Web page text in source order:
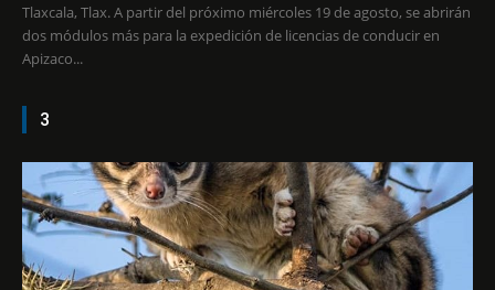
Tlaxcala, Tlax. A partir del próximo miércoles 19 de agosto, se abrirán
dos módulos más para la expedición de licencias de conducir en
Apizaco...
3